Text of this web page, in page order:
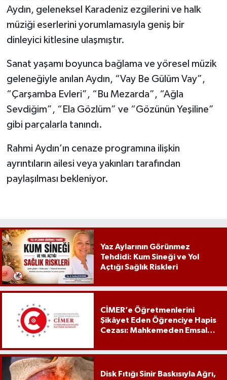
Aydın, geleneksel Karadeniz ezgilerini ve halk
müziği eserlerini yorumlamasıyla geniş bir
dinleyici kitlesine ulaşmıştır.
Sanat yaşamı boyunca bağlama ve yöresel müzik
geleneğiyle anılan Aydın, “Vay Be Gülüm Vay”,
“Çarşamba Evleri”, “Bu Mezarda”, “Ağla
Sevdiğim”, “Ela Gözlüm” ve “Gözünün Yeşiline”
gibi parçalarla tanındı.
Rahmi Aydın’ın cenaze programına ilişkin
ayrıntıların ailesi veya yakınları tarafından
paylaşılması bekleniyor.
Yaz Aylarının Görünmez
Tehdidi: Kum Sineği ve Yol
Açtığı Sağlık Riskleri
CİMER’e Öğretmenlerini
Şikâyet Eden Öğrenciye Hapis
Cezası: Mahkemeden Emsal
Disk Fıtığı Sinir Baskısıyla Ağrı,